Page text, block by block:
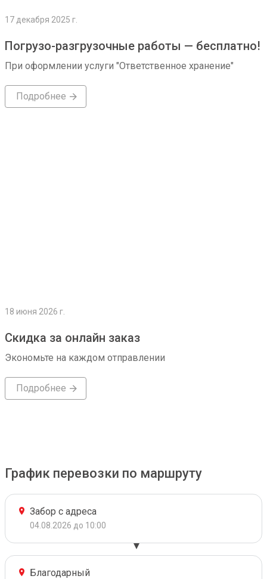
17 декабря 2025 г.
Погрузо-разгрузочные работы — бесплатно!
При оформлении услуги "Ответственное хранение"
Подробнее
18 июня 2026 г.
Скидка за онлайн заказ
Экономьте на каждом отправлении
Подробнее
График перевозки по маршруту
Забор с адреса
04.08.2026 до 10:00
Благодарный